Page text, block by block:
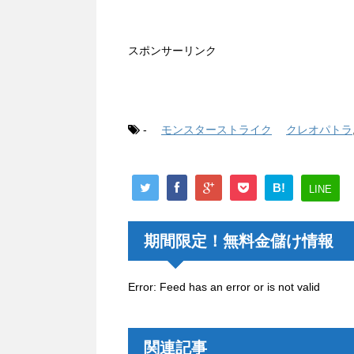
スポンサーリンク
- モンスターストライク クレオパトラ
B! LINE
期間限定！無料金儲け情報
Error: Feed has an error or is not valid
関連記事